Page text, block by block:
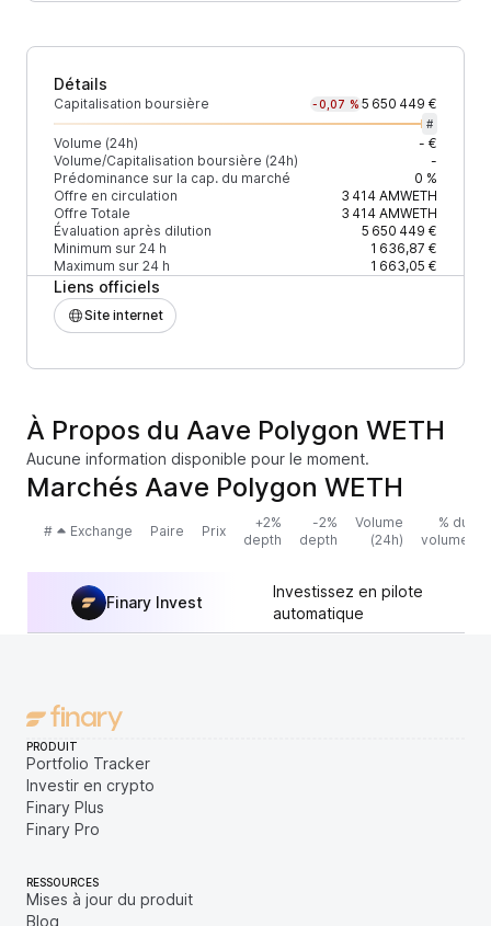
Détails
Capitalisation boursière -0,07 % 5 650 449 €
#
Volume (24h)
- €
Volume/Capitalisation boursière (24h)
-
Prédominance sur la cap. du marché
0 %
Offre en circulation
3 414AMWETH
Offre Totale
3 414AMWETH
Évaluation après dilution
5 650 449 €
Minimum sur 24 h
1 636,87 €
Maximum sur 24 h
1 663,05 €
Liens officiels
Site internet
À Propos du Aave Polygon WETH
Aucune information disponible pour le moment.
Marchés Aave Polygon WETH
# Exchange Paire Prix
+2%
depth
-2%
depth
Volume
(24h)
% du
volume
Finary Invest
Investissez en pilote
automatique
PRODUIT
Portfolio Tracker
Investir en crypto
Finary Plus
Finary Pro
RESSOURCES
Mises à jour du produit
Blog